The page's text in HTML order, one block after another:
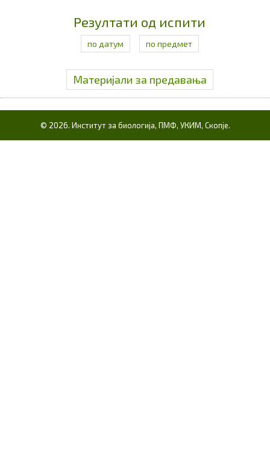
Резултати од испити
по датум по предмет
Материјали за предавања
© 2026. Институт за биологија, ПМФ, УКИМ, Скопје.